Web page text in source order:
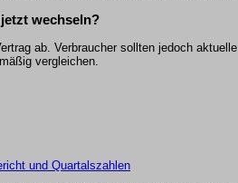
wechseln?
ab. Verbraucher sollten jedoch aktuelle
vergleichen.
und Quartalszahlen